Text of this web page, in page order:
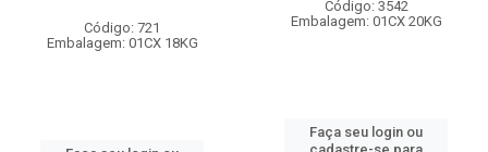
Código: 721
Embalagem: 01CX 18KG
Código: 3542
Embalagem: 01CX 20KG
Faça seu login ou